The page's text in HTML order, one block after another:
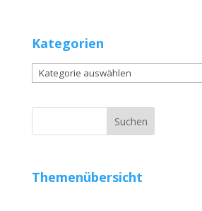
Kategorien
Kategorien
Themenübersicht